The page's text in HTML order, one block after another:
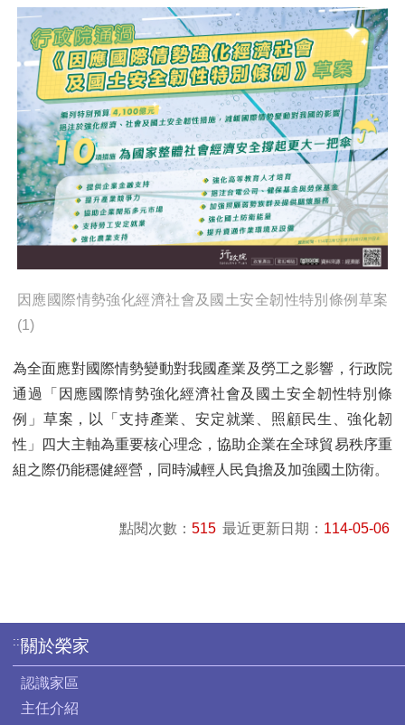
因應國際情勢強化經濟社會及國土安全韌性特別條例草案
(1)
為全面應對國際情勢變動對我國產業及勞工之影響，行政院
通過「因應國際情勢強化經濟社會及國土安全韌性特別條
例」草案，以「支持產業、安定就業、照顧民生、強化韌
性」四大主軸為重要核心理念，協助企業在全球貿易秩序重
組之際仍能穩健經營，同時減輕人民負擔及加強國土防衛。
點閱次數： 515 最近更新日期： 114-05-06
:::關於榮家
認識家區
主任介紹